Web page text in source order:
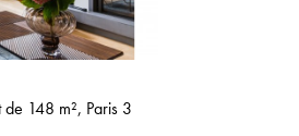
148 m², Paris 3